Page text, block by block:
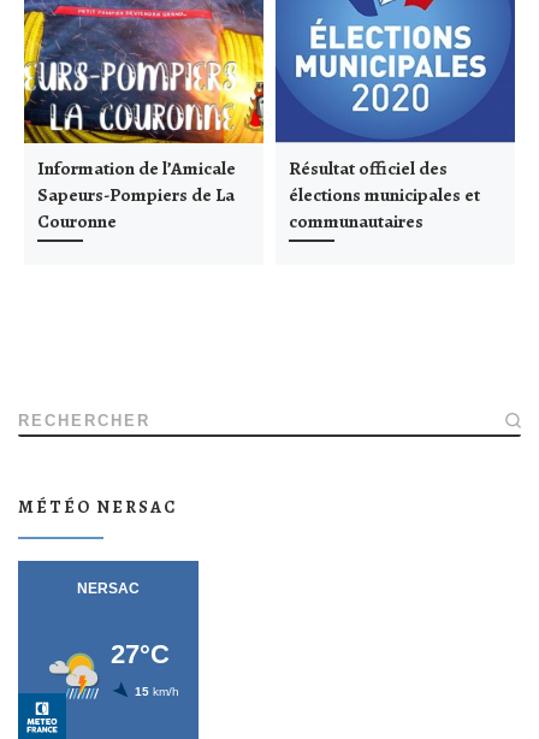
Information de l’Amicale
Sapeurs-Pompiers de La
Couronne
Résultat officiel des
élections municipales et
communautaires
RECHERCHER
MÉTÉO NERSAC